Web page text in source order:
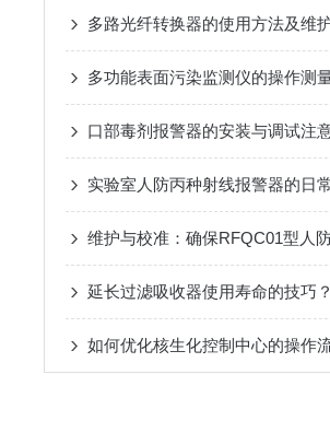
延长过滤吸收器使用寿命的技巧？